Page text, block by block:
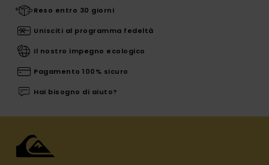
Reso entro 30 giorni
Unisciti al programma fedeltà
Il nostro impegno ecologico
Pagamento 100% sicuro
Hai bisogno di aiuto?